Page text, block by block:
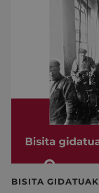
BISITA GIDATUAK